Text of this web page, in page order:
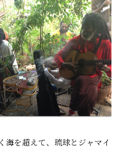
を超えて、琉球とジャマイ